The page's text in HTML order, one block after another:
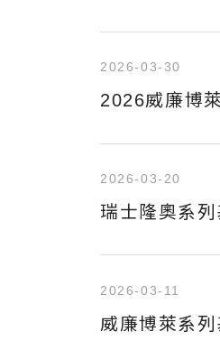
2026威廉博
2026-03-30
瑞士隆奧系
2026-03-20
威廉博萊系
2026-03-11